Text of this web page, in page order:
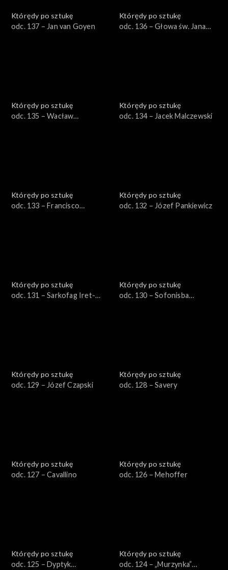
Którędy po sztukę
odc. 137 – Jan van Goyen
Którędy po sztukę
odc. 136 – Głowa św. Jana
Którędy po sztukę
odc. 135 – Wacław
Którędy po sztukę
odc. 134 – Jacek Malczewski
Którędy po sztukę
odc. 133 – Francisco
Którędy po sztukę
odc. 132 – Józef Pankiewicz
Którędy po sztukę
odc. 131 – Sarkofag Iret-
Którędy po sztukę
odc. 130 – Sofonisba
Którędy po sztukę
odc. 129 − Józef Czapski
Którędy po sztukę
odc. 128 − Savery
Którędy po sztukę
odc. 127 − Cavallino
Którędy po sztukę
odc. 126 – Mehoffer
Którędy po sztukę
odc. 125 − Dyptyk
Którędy po sztukę
odc. 124 − „Murzynka”